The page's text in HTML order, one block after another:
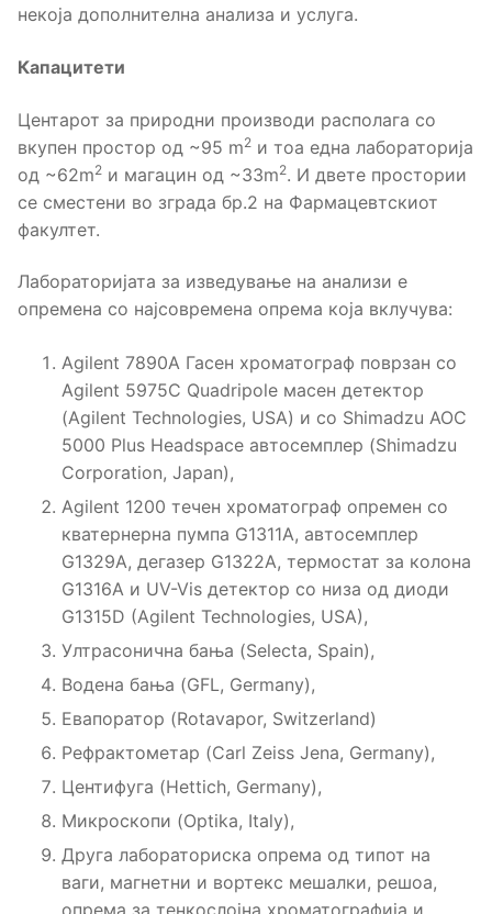
некоја дополнителна анализа и услуга.
Капацитети
Центарот за природни производи располага со
вкупен простор од ~95 m2 и тоа една лабораторија
од ~62m2 и магацин од ~33m2. И двете простории
се сместени во зграда бр.2 на Фармацевтскиот
факултет.
Лабораторијата за изведување на анализи е
опремена со најсовремена опрема која вклучува:
Agilent 7890А Гасен хроматограф поврзан со
Agilent 5975С Quadripole масен детектор
(Agilent Technologies, USA) и со Shimadzu AOC
5000 Plus Headspace автосемплер (Shimadzu
Corporation, Japan),
Agilent 1200 течен хроматограф опремен со
кватернерна пумпа G1311A, aвтосемплер
G1329A, дегазер G1322А, термостат за колона
G1316A и UV-Vis детектор со низа од диоди
G1315D (Agilent Technologies, USA),
Ултрасонична бања (Selecta, Spain),
Водена бања (GFL, Germany),
Евапоратор (Rotavapor, Switzerland)
Рефрактометар (Carl Zeiss Jena, Germany),
Центифуга (Hettich, Germany),
Микроскопи (Optika, Italy),
Друга лабораториска опрема од типот на
ваги, магнетни и вортекс мешалки, решоа,